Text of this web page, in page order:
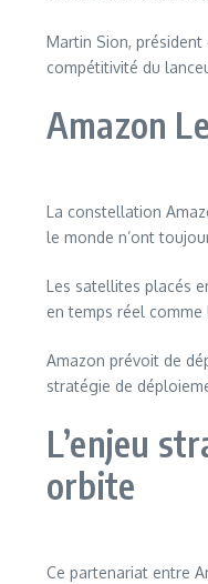
Martin Sion,
compétitivité du
Amazon
La constellation
le monde n’ont
Les satellites placés
en temps réel
Amazon prévoit de
stratégie de
L’enjeu
orbite
Ce partenariat entre